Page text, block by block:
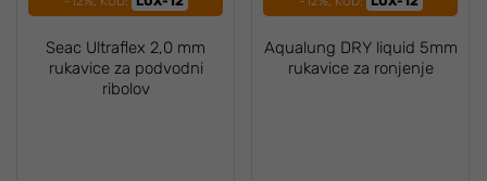
Seac Ultraflex 2,0 mm
rukavice za podvodni
ribolov
Aqualung DRY liquid 5mm
rukavice za ronjenje